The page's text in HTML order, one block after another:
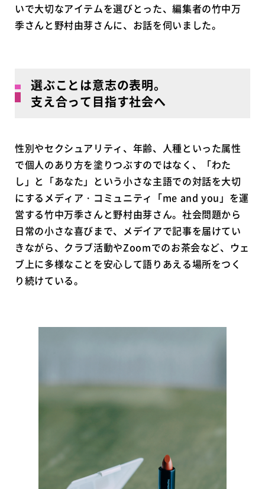
いで大切なアイテムを選びとった、編集者の竹中万
季さんと野村由芽さんに、お話を伺いました。
選ぶことは意志の表明。
支え合って目指す社会へ
性別やセクシュアリティ、年齢、人種といった属性
で個人のあり方を塗りつぶすのではなく、「わた
し」と「あなた」という小さな主語での対話を大切
にするメディア・コミュニティ「me and you」を運
営する竹中万季さんと野村由芽さん。社会問題から
日常の小さな喜びまで、メデイアで記事を届けてい
きながら、クラブ活動やZoomでのお茶会など、ウェ
ブ上に多様なことを安心して語りあえる場所をつく
り続けている。